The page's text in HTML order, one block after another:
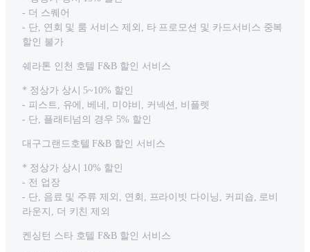
- 더 스퀘어
- 단, 연회 및 룸 서비스 제외, 타 프로모션 및 카드서비스 중복
할인 불가
쉐라톤 인천 호텔 F&B 할인 서비스
* 정상가 상시 5~10% 할인
- 피스트, 유에, 베네, 미야비, 커넥션, 비플렛
- 단, 플래티넘의 경우 5% 할인
대구그랜드호텔 F&B 할인 서비스
* 정상가 상시 10% 할인
- 전 업장
- 단, 음료 및 주류 제외, 연회, 프라이빗 다이닝, 커피숍, 로비
라운지, 더 키친 제외
켄싱턴 스타 호텔 F&B 할인 서비스